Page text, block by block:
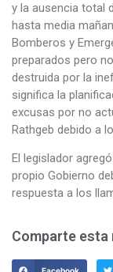
y la ausencia total
hasta media
Bomberos y
preparados pero
destruida por la
significa la
excusas por no
Rathgeb debido a
El legislador
propio Gobierno
respuesta a los
Comparte esta